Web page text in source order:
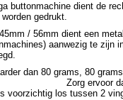
buttonmachine dient de
gedrukt.
/ 56mm dient een
aanwezig te zijn
dan 80 grams, 80
Zorg ervoor dat u
voorzichtig los tussen 2